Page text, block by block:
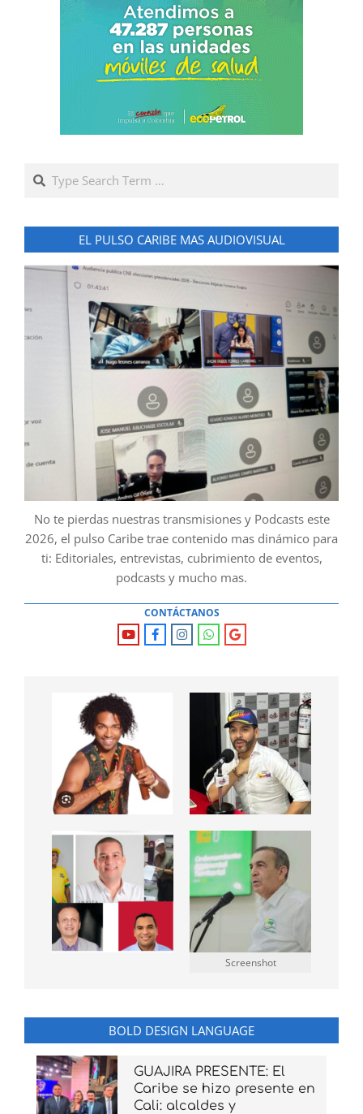
Search
EL PULSO CARIBE MAS AUDIOVISUAL
No te pierdas nuestras transmisiones y Podcasts este
2026, el pulso Caribe trae contenido mas dinámico para
ti: Editoriales, entrevistas, cubrimiento de eventos,
podcasts y mucho mas.
CONTÁCTANOS
Screenshot
BOLD DESIGN LANGUAGE
GUAJIRA PRESENTE: El
Caribe se hizo presente en
Cali: alcaldes y